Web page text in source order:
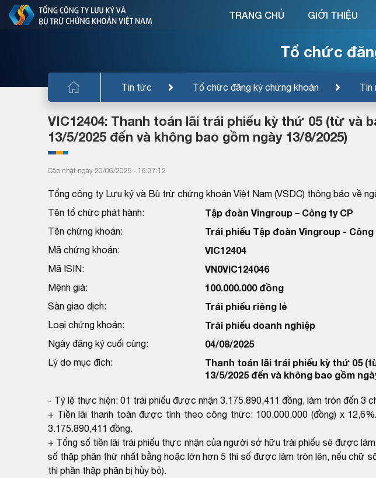
Tổ chức
Tin tức Tổ chức đăng ký chứng khoán Tin
TRANG CHỦ GIỚI THIỆU
VIC12404: Thanh toán lãi trái phiếu kỳ thứ 05 (từ và
13/5/2025 đến và không bao gồm ngày 13/8/2025)
Cập nhật ngày 20/06/2025 - 16:37:12
Tổng công ty Lưu ký và Bù trừ chứng khoán Việt Nam (VSDC) thông báo về
Tên tổ chức phát hành:
Tập đoàn Vingroup – Công ty CP
Tên chứng khoán: Trái phiếu Tập đoàn Vingroup - Công
Mã chứng khoán: VIC12404
Mã ISIN: VN0VIC124046
Mệnh giá: 100.000.000 đồng
Sàn giao dịch: Trái phiếu riêng lẻ
Loại chứng khoán: Trái phiếu doanh nghiệp
Ngày đăng ký cuối cùng: 04/08/2025
Lý do mục đích:
Thanh toán lãi trái phiếu kỳ thứ 05
13/5/2025 đến và không bao gồm
- Tỷ lệ thực hiện: 01 trái phiếu được nhận 3.175.890,411 đồng, làm tròn đến 3
+ Tiền lãi thanh toán được tính theo công thức: 100.000.000 (đồng) x
3.175.890,411 đồng.
+ Tổng số tiền lãi trái phiếu thực nhận của người sở hữu trái phiếu sẽ được
số thập phân thứ nhất bằng hoặc lớn hơn 5 thì số được làm tròn lên, nếu chữ
thì phần thập phân bị hủy bỏ).